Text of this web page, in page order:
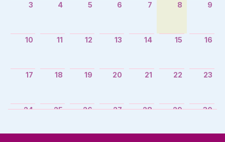
3 4 5 6 7 8 9
10 11 12 13 14 15 16
17 18 19 20 21 22 23
24 25 26 27 28 29 30